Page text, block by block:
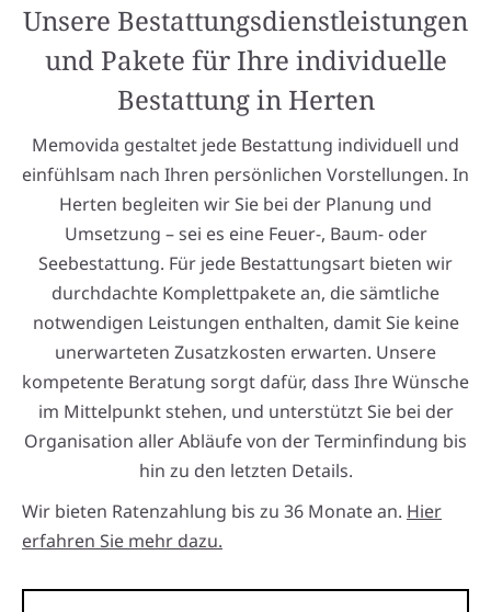
Unsere Bestattungsdienstleistungen
und Pakete für Ihre individuelle
Bestattung in Herten
Memovida gestaltet jede Bestattung individuell und
einfühlsam nach Ihren persönlichen Vorstellungen. In
Herten begleiten wir Sie bei der Planung und
Umsetzung – sei es eine Feuer-, Baum- oder
Seebestattung. Für jede Bestattungsart bieten wir
durchdachte Komplettpakete an, die sämtliche
notwendigen Leistungen enthalten, damit Sie keine
unerwarteten Zusatzkosten erwarten. Unsere
kompetente Beratung sorgt dafür, dass Ihre Wünsche
im Mittelpunkt stehen, und unterstützt Sie bei der
Organisation aller Abläufe von der Terminfindung bis
hin zu den letzten Details.
Wir bieten Ratenzahlung bis zu 36 Monate an. Hier
erfahren Sie mehr dazu.